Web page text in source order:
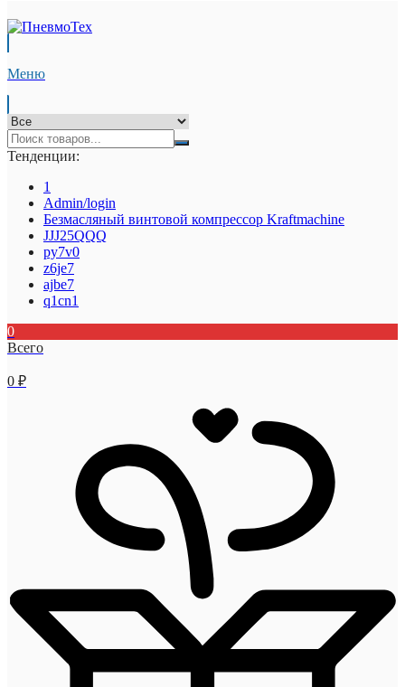
Меню
Тенденции:
1
Admin/login
Безмасляный винтовой компрессор Kraftmaсhine
JJJ25QQQ
py7v0
z6je7
ajbe7
q1cn1
0
Всего
0 ₽